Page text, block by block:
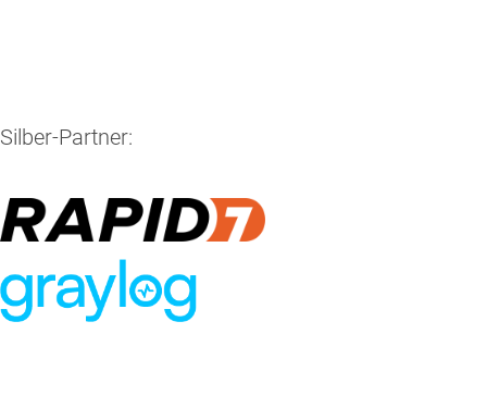
Silber-Partner: